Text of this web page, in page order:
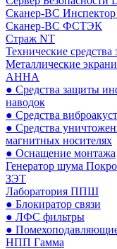
Сканер-ВС
Сканер-ВС ФСТЭК
Страж NT
Технические
Металлические
АННА
● Средства защиты
наводок
● Средства
● Средства
магнитных носителях
● Оснащение монтажа
Генератор шума
ЗЭТ
Лаборатория ППШ
● Блокиратор связи
● ЛФС фильтры
●
НПП Гамма